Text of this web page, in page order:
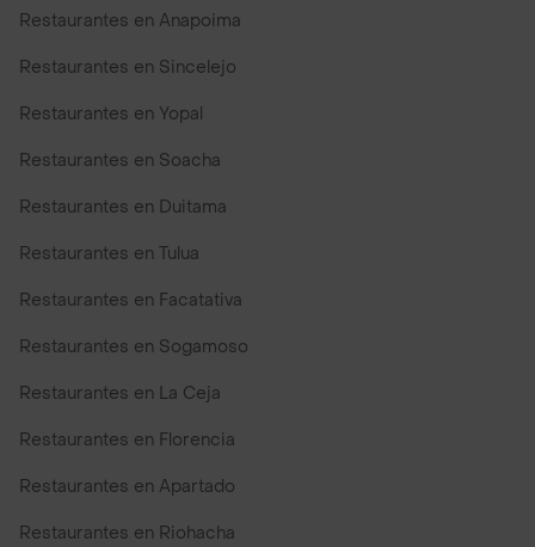
Restaurantes en Anapoima
Restaurantes en Sincelejo
Restaurantes en Yopal
Restaurantes en Soacha
Restaurantes en Duitama
Restaurantes en Tulua
Restaurantes en Facatativa
Restaurantes en Sogamoso
Restaurantes en La Ceja
Restaurantes en Florencia
Restaurantes en Apartado
Restaurantes en Riohacha